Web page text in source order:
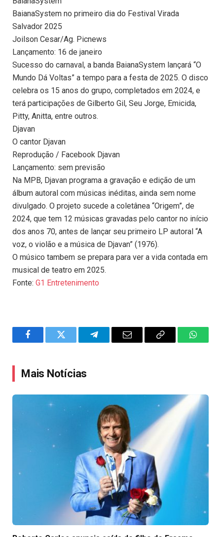
BaianaSystem no primeiro dia do Festival Virada
Salvador 2025
Joilson Cesar/Ag. Picnews
Lançamento: 16 de janeiro
Sucesso do carnaval, a banda BaianaSystem lançará “O
Mundo Dá Voltas” a tempo para a festa de 2025. O disco
celebra os 15 anos do grupo, completados em 2024, e
terá participações de Gilberto Gil, Seu Jorge, Emicida,
Pitty, Anitta, entre outros.
Djavan
O cantor Djavan
Reprodução / Facebook Djavan
Lançamento: sem previsão
Na MPB, Djavan programa a gravação e edição de um
álbum autoral com músicas inéditas, ainda sem nome
divulgado. O projeto sucede a coletânea “Origem”, de
2024, que tem 12 músicas gravadas pelo cantor no início
dos anos 70, antes de lançar seu primeiro LP autoral “A
voz, o violão e a música de Djavan” (1976).
O músico tambem se prepara para ver a vida contada em
musical de teatro em 2025.
Fonte: G1 Entretenimento
FacebookTwitter TelegramEmail
Copy
Mais Notícias